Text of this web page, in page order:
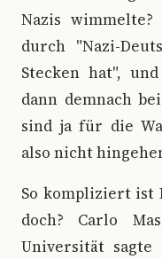
Nazis
durch "Nazi-
Stecken hat",
dann demnach
sind ja für die
also nicht
So kompliziert ist
doch? Carlo
Universität sagte